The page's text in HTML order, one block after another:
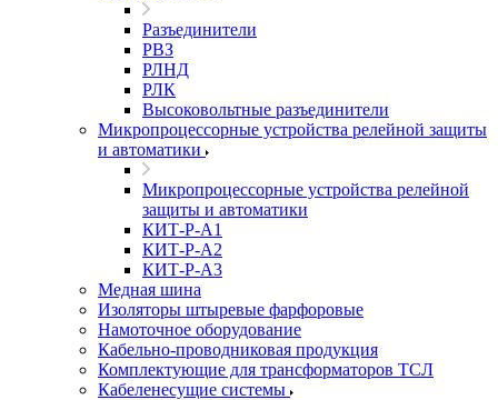
Разъединители
РВЗ
РЛНД
РЛК
Высоковольтные разъединители
Микропроцессорные устройства релейной защиты
и автоматики
Микропроцессорные устройства релейной
защиты и автоматики
КИТ-Р-А1
КИТ-Р-А2
КИТ-Р-А3
Медная шина
Изоляторы штыревые фарфоровые
Намоточное оборудование
Кабельно-проводниковая продукция
Комплектующие для трансформаторов ТСЛ
Кабеленесущие системы